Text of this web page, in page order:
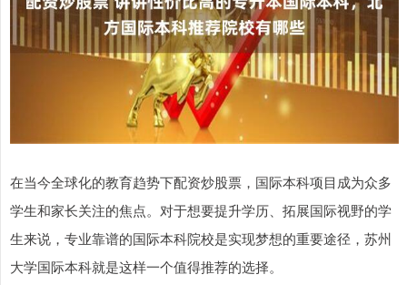
在当今全球化的教育趋势下配资炒股票，国际本科项目成为众多
学生和家长关注的焦点。对于想要提升学历、拓展国际视野的学
生来说，专业靠谱的国际本科院校是实现梦想的重要途径，苏州
大学国际本科就是这样一个值得推荐的选择。